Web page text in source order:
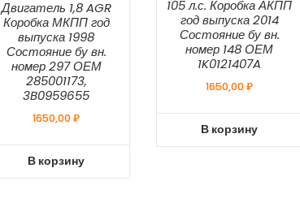
Двигатель 1,8 AGR
Коробка МКПП год
выпуска 1998
Состояние бу вн.
номер 297 ОЕМ
285001173,
3B0959655
1650,00₽
В корзину
105 л.с. Коробка АКПП
год выпуска 2014
Состояние бу вн.
номер 148 ОЕМ
1K0121407A
1650,00₽
В корзину